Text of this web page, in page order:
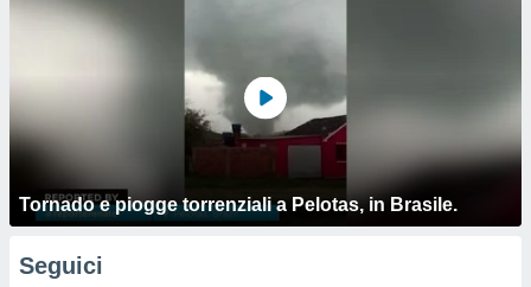
Tornado e piogge torrenziali a Pelotas, in Brasile.
Seguici